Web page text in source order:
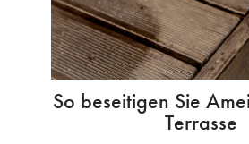
So beseitigen Sie
Terrasse